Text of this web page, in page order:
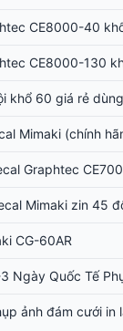
CE8000-40
CE8000-130
khổ 60 giá rẻ
Mimaki (chính
Graphtec
Mimaki zin 45
CG-60AR
Ngày Quốc Tế
ảnh đám cưới in